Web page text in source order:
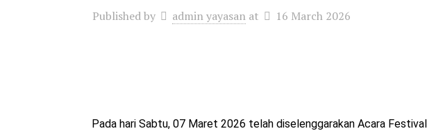
Published by admin yayasan at 16 March 2026
Pada hari Sabtu, 07 Maret 2026 telah diselenggarakan Acara